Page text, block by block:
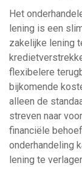
Het
lening is een
zakelijke lening
flexibelere
bijkomende
alleen de
streven naar
financiële
onderhandeling
lening te